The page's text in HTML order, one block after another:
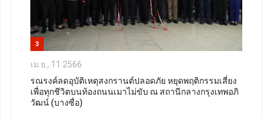
3
เม.ย., 11 2566
รณรงค์ลดอุบัติเหตุสงกรานต์ปลอดภัย หยุดพฤติกรรมเสี่ยง
เพื่อทุกชีวิตบนท้องถนนเมาไม่ขับ ณ สถานีกลางกรุงเทพอภิ
วัฒน์ (บางซื่อ)